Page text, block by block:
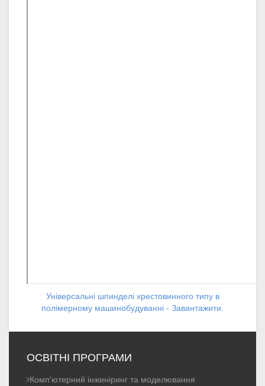
Універсальні шпинделі хрестовинного типу в
полімерному машинобудуванні - Завантажити.
ОСВІТНІ ПРОГРАМИ
Комп'ютерний інжиніринг та моделювання